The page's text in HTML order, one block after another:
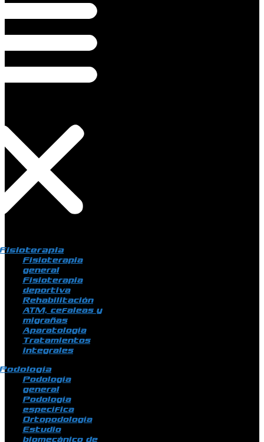
Fisioterapia
general
Fisioterapia
deportiva
Rehabilitación
ATM, cefaleas y
migrañas
Aparatología
Tratamientos
integrales
Podología
general
Podología
específica
Ortopodología
Estudio
biomecánico de